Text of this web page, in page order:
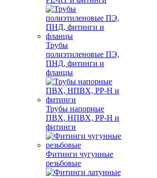
Трубы
полиэтиленовые ПЭ,
ПНД, фитинги и
фланцы
Трубы напорные
ПВХ, НПВХ, PP-H и
фитинги
Фитинги чугунные
резьбовые